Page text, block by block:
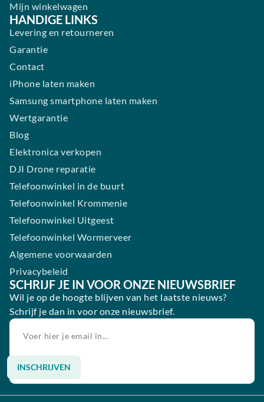
Mijn winkelwagen
HANDIGE LINKS
Levering en retourneren
Garantie
Contact
iPhone laten maken
Samsung smartphone laten maken
Wertgarantie
Blog
Elektronica verkopen
DJI Drone reparatie
Telefoonwinkel in de buurt
Telefoonwinkel Krommenie
Telefoonwinkel Uitgeest
Telefoonwinkel Wormerveer
Algemene voorwaarden
Privacybeleid
SCHRIJF JE IN VOOR ONZE NIEUWSBRIEF
Wil je op de hoogte blijven van het laatste nieuws?
Schrijf je dan in voor onze nieuwsbrief.
INSCHRIJVEN
Alternative: